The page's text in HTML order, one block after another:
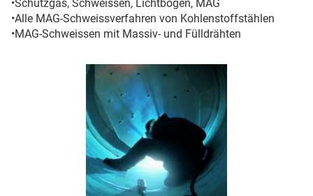
•Schutzgas, Schweissen, Lichtbogen, MAG
•Alle MAG-Schweissverfahren von Kohlenstoffstählen
•MAG-Schweissen mit Massiv- und Fülldrähten